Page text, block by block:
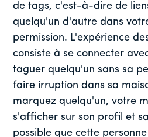
de tags, c'est-à-dire de
quelqu'un d'autre dans
permission. L'expérience
consiste à se connecter
taguer quelqu'un sans sa
faire irruption dans sa
marquez quelqu'un, votre
s'afficher sur son profil et
possible que cette